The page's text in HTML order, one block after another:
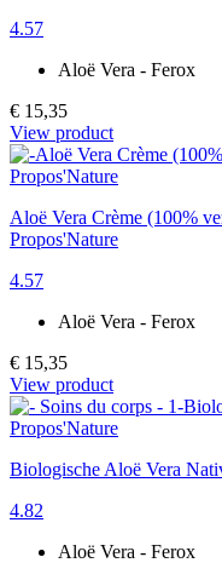
4.57
Aloë Vera - Ferox
€ 15,35
View product
Aloë Vera Crème (100%
Propos'Nature
4.57
Aloë Vera - Ferox
€ 15,35
View product
Biologische Aloë Vera
4.82
Aloë Vera - Ferox